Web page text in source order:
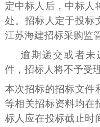
定中标人后，中标人
处。招标人定于投标
江苏海建招标采购监
逾期递交或者未
件，招标人将不予受理
本次招标的招标文件
等相关招标资料均在
标人应在投标截止时